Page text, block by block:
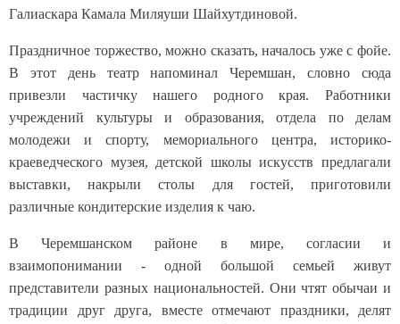
Галиаскара Камала Миляуши Шайхутдиновой.
Праздничное торжество, можно сказать, началось уже с фойе.
В этот день театр напоминал Черемшан, словно сюда
привезли частичку нашего родного края. Работники
учреждений культуры и образования, отдела по делам
молодежи и спорту, мемориального центра, историко-
краеведческого музея, детской школы искусств предлагали
выставки, накрыли столы для гостей, приготовили
различные кондитерские изделия к чаю.
В Черемшанском районе в мире, согласии и
взаимопонимании - одной большой семьей живут
представители разных национальностей. Они чтят обычаи и
традиции друг друга, вместе отмечают праздники, делят